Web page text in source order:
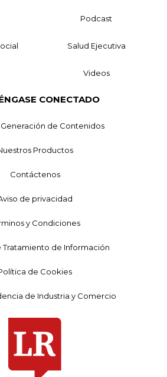
Podcast
Salud Ejecutiva
Videos
CONECTADO
de Contenidos
Productos
Contáctenos
de privacidad
y Condiciones
Tratamiento de Información
de Cookies
de Industria y Comercio